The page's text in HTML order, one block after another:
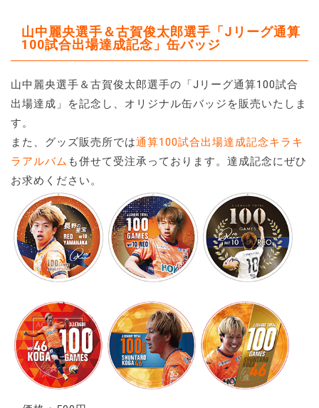
山中麗央選手＆古賀俊太郎選手「Jリーグ通算
100試合出場達成記念」缶バッジ
山中麗央選手＆古賀俊太郎選手の「Jリーグ通算100試合
出場達成」を記念し、オリジナル缶バッジを販売いたしま
す。
また、グッズ販売所では通算100試合出場達成記念キラキ
ラアルバム も併せて受注承っております。達成記念にぜひ
お求めください。